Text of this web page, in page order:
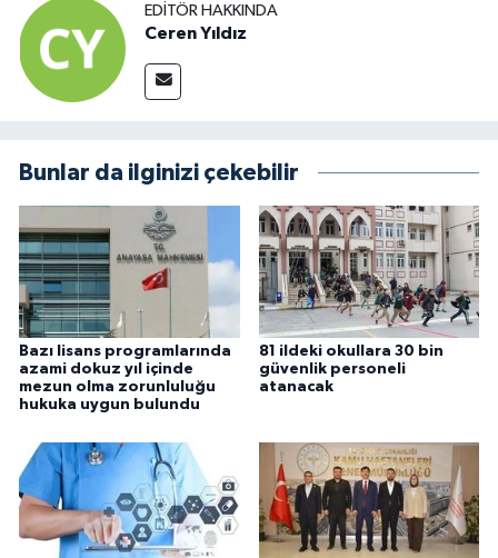
EDITÖR HAKKINDA
Ceren Yıldız
Bunlar da ilginizi çekebilir
Bazı lisans programlarında
azami dokuz yıl içinde
mezun olma zorunluluğu
hukuka uygun bulundu
81 ildeki okullara 30 bin
güvenlik personeli
atanacak